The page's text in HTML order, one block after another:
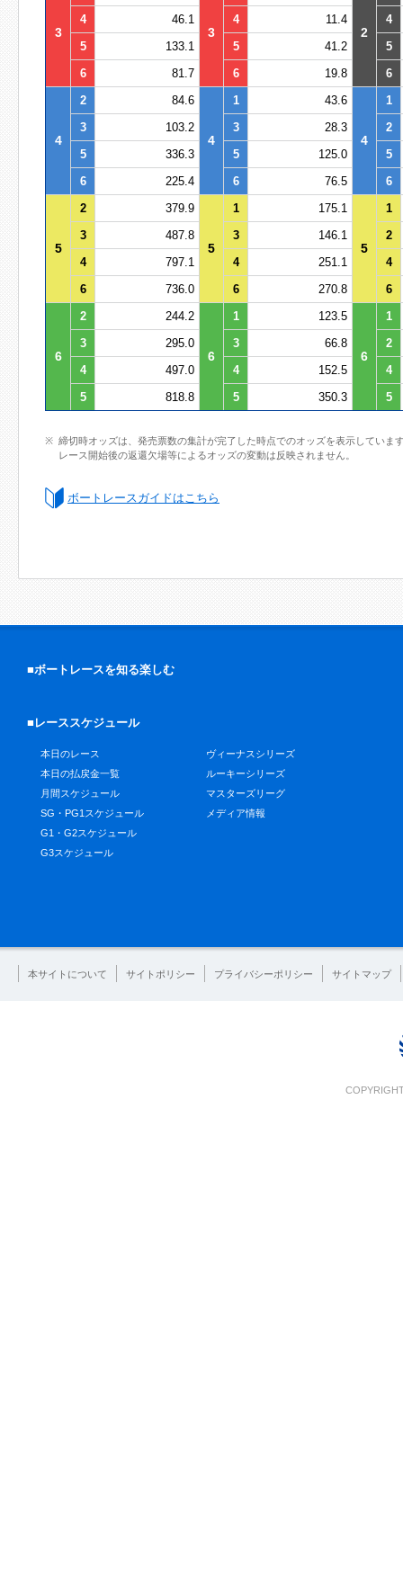
3 3 2
4
46.1 4 11.4
4
5
133.1 5 41.2
5
6
81.7 6 19.8 6
4
2 84.6
4
1 43.6
4
1
3
103.2 3 28.3
2
5
336.3 5 125.0
5
6
225.4 6 76.5 6
5
2 379.9
5
1 175.1
5
1
3
487.8 3 146.1
2
4
797.1 4 251.1
4
6
736.0 6 270.8 6
6
2 244.2
6
1 123.5
6
1
3
295.0 3 66.8
2
4
497.0 4 152.5
4
5
818.8 5 350.3 5
締切時オッズは、発売票数の集計が完了した時点でのオッズを表示していま
レース開始後の返還欠場等によるオッズの変動は反映されません。
ボートレースガイドはこちら
■ボートレースを知る楽しむ
■レーススケジュール
本日のレース
本日の払戻金一覧
月間スケジュール
SG・PG1スケジュール
G1・G2スケジュール
G3スケジュール
ヴィーナスシリーズ
ルーキーシリーズ
マスターズリーグ
メディア情報
本サイトについて サイトポリシー プライバシーポリシー サイトマップ